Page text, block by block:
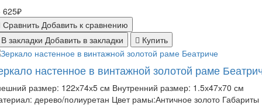
625₽
Сравнить Добавить к сравнению
закладки Добавить в закладки Купить
настенное в винтажной золотой раме
размер: 122х74х5 см Внутренний размер: 1.5х47х70 см
дерево/полиуретан Цвет рамы:Античное золото Габариты